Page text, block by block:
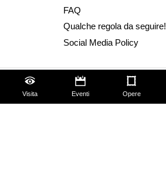
Visita Eventi Opere
FAQ
Qualche regola da seguire!
Social Media Policy